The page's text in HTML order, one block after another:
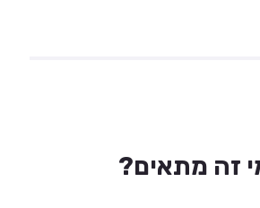
זה מתאים?